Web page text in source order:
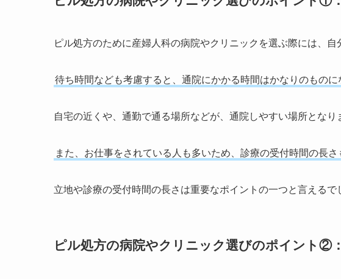
ピル処方のために産婦人科の病院やクリニックを選ぶ際には、自
待ち時間なども考慮すると、通院にかかる時間はかなりのものに
自宅の近くや、通勤で通る場所などが、通院しやすい場所となり
また、お仕事をされている人も多いため、診療の受付時間の長さ
立地や診療の受付時間の長さは重要なポイントの一つと言えるで
ピル処方の病院やクリニック選びのポイント②